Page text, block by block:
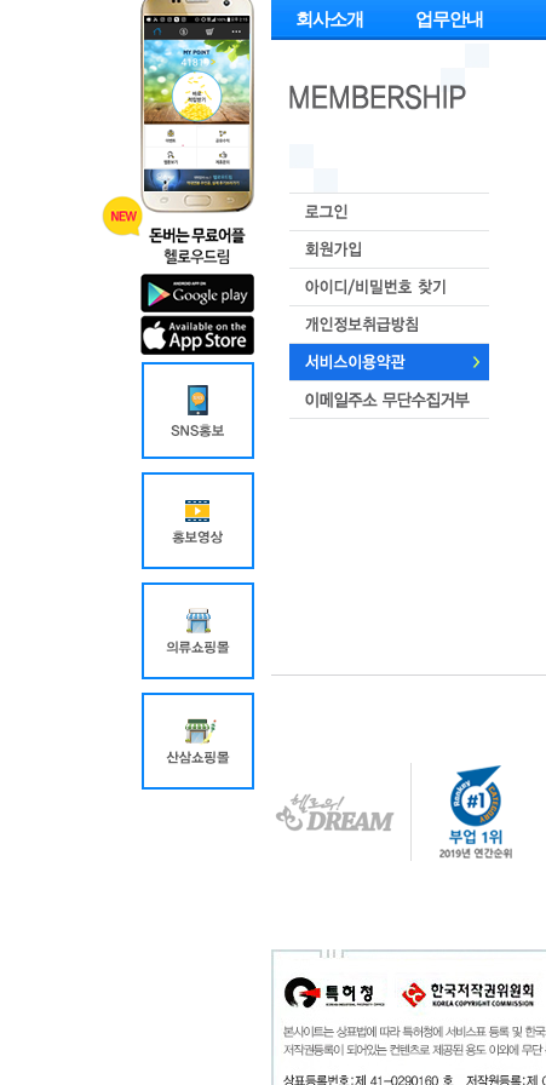
회사소개 업무안내